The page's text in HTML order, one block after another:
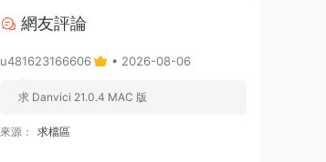
網友評論
u481623166606 • 2026-08-06
求 Danvici 21.0.4 MAC 版
來源： 求檔區